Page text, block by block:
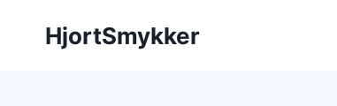
HjortSmykker